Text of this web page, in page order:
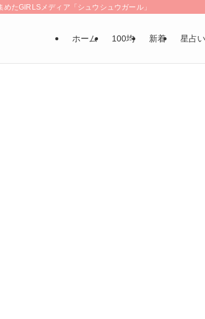
たGIRLSメディア「シュウシュウガール」
ホーム 100均 新着 星占